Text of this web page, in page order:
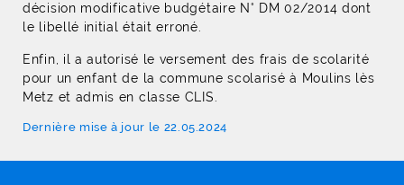
décision modificative budgétaire N° DM 02/2014 dont
le libellé initial était erroné.
Enfin, il a autorisé le versement des frais de scolarité
pour un enfant de la commune scolarisé à Moulins lès
Metz et admis en classe CLIS.
Dernière mise à jour le 22.05.2024